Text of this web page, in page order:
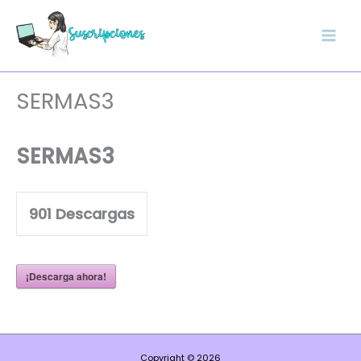
contenido
SERMAS3
SERMAS3
901 Descargas
¡Descarga ahora!
Copyright © 2026